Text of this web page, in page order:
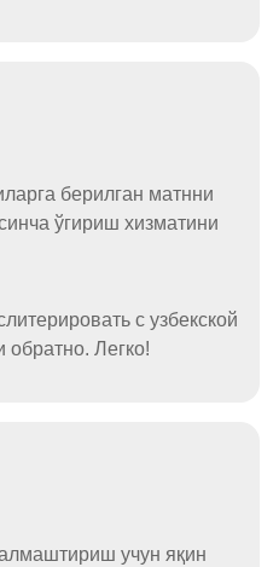
берилган матнни
ўгириш хизматини
с узбекской
обратно. Легко!
учун яқин